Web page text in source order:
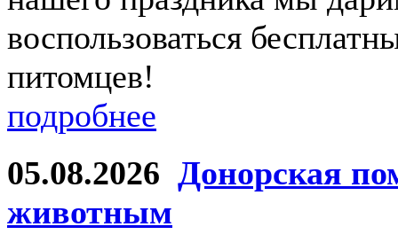
воспользоваться
питомцев!
подробнее
05.08.2026 Донорская
животным